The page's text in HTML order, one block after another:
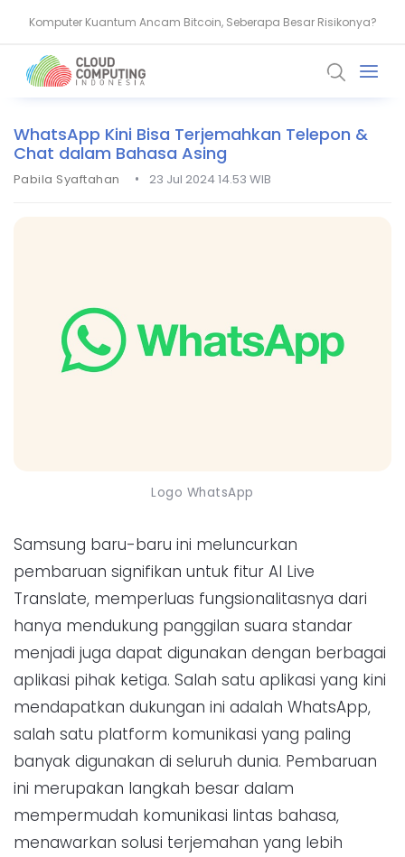
Komputer Kuantum Ancam Bitcoin, Seberapa Besar Risikonya?
AMD Gandeng Core Scientific Bangun Infrastruktur AI Raksasa
WhatsApp Kini Bisa Terjemahkan Telepon &
Chat dalam Bahasa Asing
Pabila Syaftahan • 23 Jul 2024 14.53 WIB
Logo WhatsApp
Samsung baru-baru ini meluncurkan
pembaruan signifikan untuk fitur AI Live
Translate, memperluas fungsionalitasnya dari
hanya mendukung panggilan suara standar
menjadi juga dapat digunakan dengan berbagai
aplikasi pihak ketiga. Salah satu aplikasi yang kini
mendapatkan dukungan ini adalah WhatsApp,
salah satu platform komunikasi yang paling
banyak digunakan di seluruh dunia. Pembaruan
ini merupakan langkah besar dalam
mempermudah komunikasi lintas bahasa,
menawarkan solusi terjemahan yang lebih